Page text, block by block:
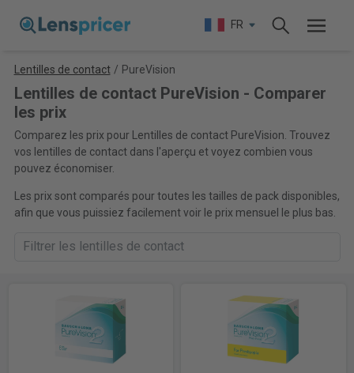
FR
Lentilles de contact / PureVision
Lentilles de contact PureVision - Comparer
les prix
Comparez les prix pour Lentilles de contact PureVision. Trouvez
vos lentilles de contact dans l'aperçu et voyez combien vous
pouvez économiser.
Les prix sont comparés pour toutes les tailles de pack disponibles,
afin que vous puissiez facilement voir le prix mensuel le plus bas.